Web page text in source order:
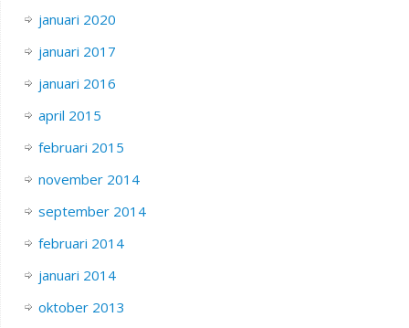
januari 2020
januari 2017
januari 2016
april 2015
februari 2015
november 2014
september 2014
februari 2014
januari 2014
oktober 2013